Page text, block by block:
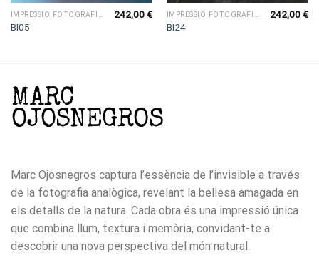
BI05
242,00€
BI24
242,00€
Marc Ojosnegros captura l’essència de l’invisible a través
de la fotografia analògica, revelant la bellesa amagada en
els detalls de la natura. Cada obra és una impressió única
que combina llum, textura i memòria, convidant-te a
descobrir una nova perspectiva del món natural.